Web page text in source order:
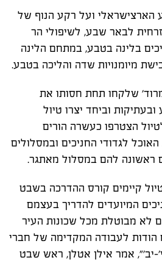
הארצישראלי ועל רקע הנוף של
לבאר שבע, לשיפולי הר
בלינה בטבע, במתחם הלינה
מיומנויות שדה והליכה בטבע.
שלקחו תחת חסותו את
וביחד יצרו טיול
הצטרפו כעשרה הורים
לגדודי החניכים ובמסלולים
ראשונה להם במסלול מאתגר.
קיימים קורס ההדרכה בשבט
המיועדים להדריך בעצמם
לא מבוטלת מכל שכונות העיר
הודות לעבודה המקדימה של חברי
יב'", אמר אילן אטלן, ראש שבט